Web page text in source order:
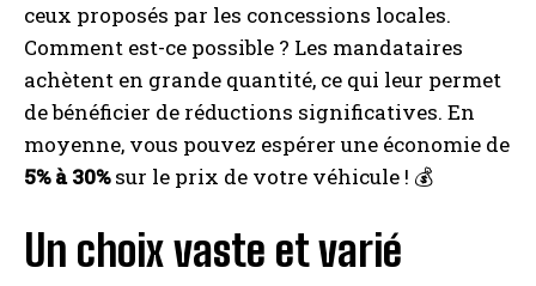
ceux proposés par les concessions locales.
Comment est-ce possible ? Les mandataires
achètent en grande quantité, ce qui leur permet
de bénéficier de réductions significatives. En
moyenne, vous pouvez espérer une économie de
5% à 30%sur le prix de votre véhicule ! 💰
Un choix vaste et varié